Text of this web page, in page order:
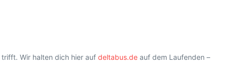
Wir halten dich hier auf deltabus.de auf dem Laufenden –